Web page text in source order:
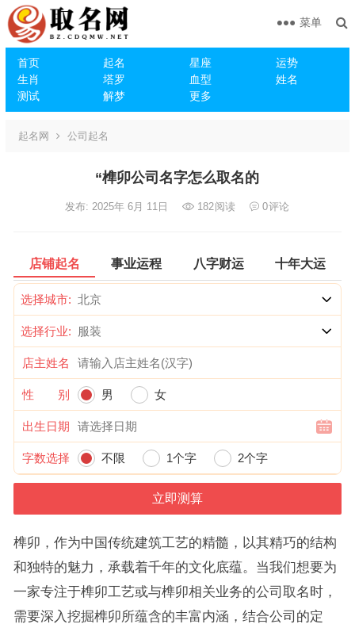
首页 起名 星座
运势
生肖
塔罗 血型
姓名
测试
解梦 更多
菜单
起名网 公司起名
“榫卯公司名字怎么取名的
发布: 2025年 6月 11日 182阅读 0评论
店铺起名 事业运程 八字财运 十年大运
选择城市:
选择行业:
店主姓名
性 别 男 女
出生日期
字数选择 不限 1个字 2个字
榫卯，作为中国传统建筑工艺的精髓，以其精巧的结构
和独特的魅力，承载着千年的文化底蕴。当我们想要为
一家专注于榫卯工艺或与榫卯相关业务的公司取名时，
需要深入挖掘榫卯所蕴含的丰富内涵，结合公司的定